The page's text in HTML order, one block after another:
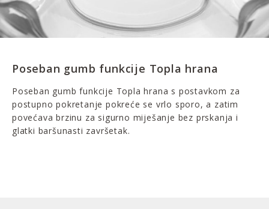
Poseban gumb funkcije Topla hrana
Poseban gumb funkcije Topla hrana s postavkom za
postupno pokretanje pokreće se vrlo sporo, a zatim
povećava brzinu za sigurno miješanje bez prskanja i
glatki baršunasti završetak.